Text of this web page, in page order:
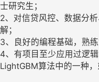
士研究生；
2、对信贷风控、数据分
解；
3、良好的编程基础，熟
4、有项目至少应用过逻
LightGBM算法中的一种